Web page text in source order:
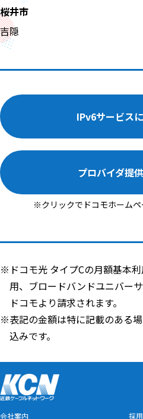
桜井市
吉隠
IPv6サービス
プロバイダ提
※クリックでドコモホームペ
※ドコモ光 タイプCの月額基本
用、ブロードバンドユニバー
ドコモより請求されます。
※表記の金額は特に記載のある
込みです。
会社案内 採